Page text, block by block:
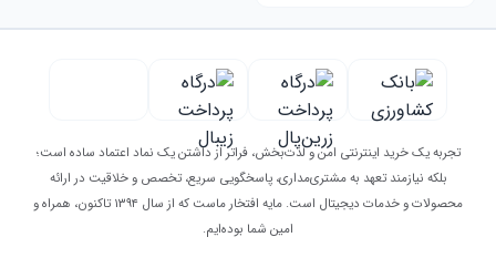
تجربه یک خرید اینترنتی امن و لذت‌بخش، فراتر از داشتن یک نماد اعتماد ساده است؛
بلکه نیازمند تعهد به مشتری‌مداری، پاسخگویی سریع، تخصص و خلاقیت در ارائه
محصولات و خدمات دیجیتال است. مایه افتخار ماست که از سال ۱۳۹۴ تاکنون، همراه و
امین شما بوده‌ایم.